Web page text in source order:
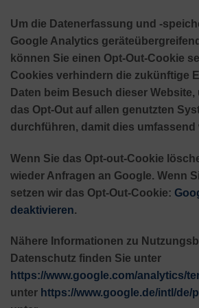
Um die Datenerfassung und -
Google Analytics
können Sie einen Opt-Out-Cookie
Cookies verhindern die zukünftige
Daten beim Besuch dieser
das Opt-Out auf allen genutzten
durchführen, damit dies umfassend
Wenn Sie das Opt-out-Cookie
wieder Anfragen an Google. Wenn
setzen wir das Opt-Out-Cookie:
deaktivieren.
Nähere Informationen zu
Datenschutz finden Sie unter
https://www.google.com/analytics/
unter https://www.google.de/intl/de/